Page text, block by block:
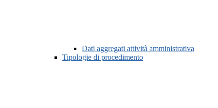
Dati aggregati attività amministrativa
Tipologie di procedimento